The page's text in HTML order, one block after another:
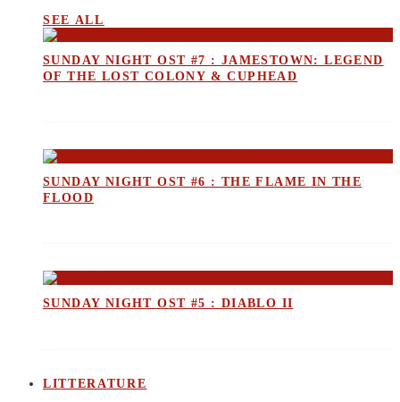
SEE ALL
SUNDAY NIGHT OST #7 : JAMESTOWN: LEGEND
OF THE LOST COLONY & CUPHEAD
SUNDAY NIGHT OST #6 : THE FLAME IN THE
FLOOD
SUNDAY NIGHT OST #5 : DIABLO II
LITTERATURE